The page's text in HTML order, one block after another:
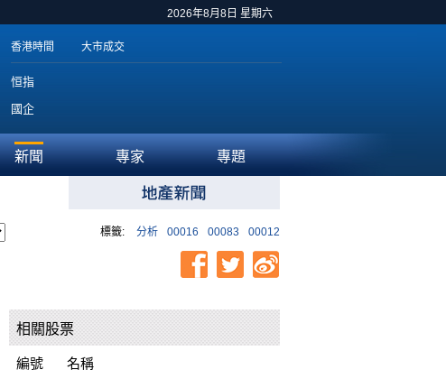
2026年8月8日 星期六
香港時間 大市成交
恒指
國企
新聞 專家 專題
標籤: 分析 00016 00083 00012
相關股票
編號 名稱